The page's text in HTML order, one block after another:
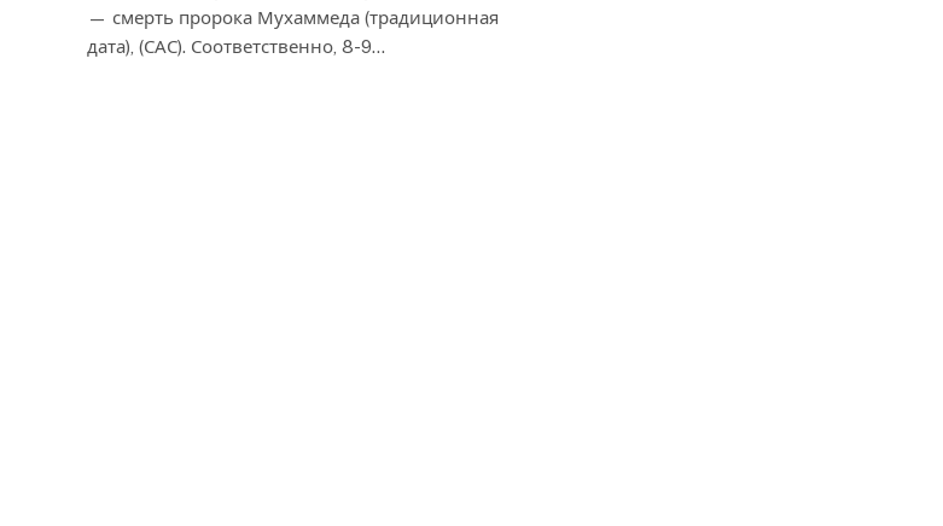
— смерть пророка Мухаммеда (традиционная
дата), (САС). Соответственно, 8-9…